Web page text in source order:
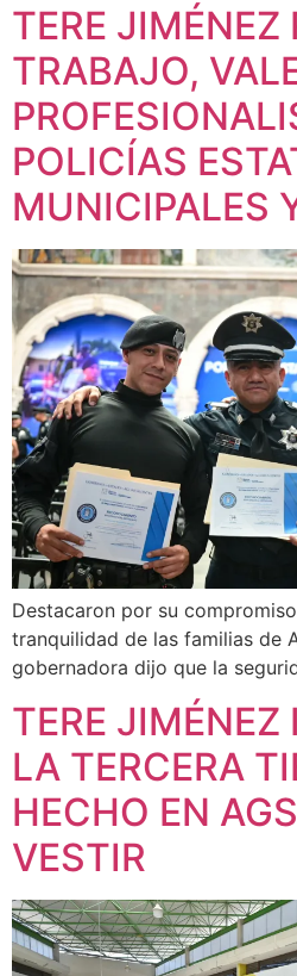
TERE JIMÉNEZ
TRABAJO,
POLICÍAS
MUNICIPALES
Destacaron por su
tranquilidad de las familias de
gobernadora dijo que la
TERE JIMÉNEZ
LA TERCERA
HECHO EN
VESTIR